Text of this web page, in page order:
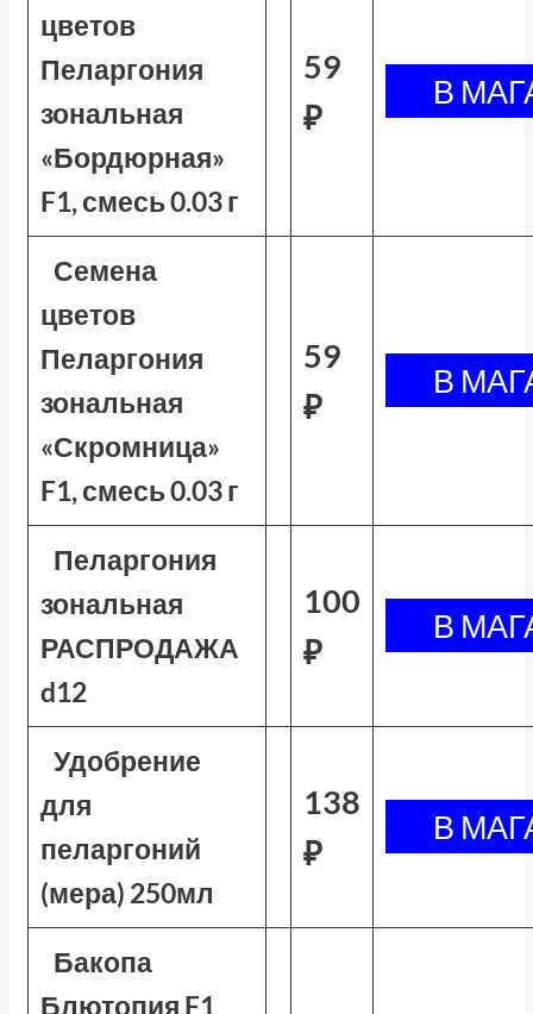
цветов
Пеларгония
зональная
«Бордюрная»
F1, смесь 0.03 г
59
₽
Семена
цветов
Пеларгония
зональная
«Скромница»
F1, смесь 0.03 г
59
₽
Пеларгония
зональная
РАСПРОДАЖА
d12
100
₽
Удобрение
для
пеларгоний
(мера) 250мл
138
₽
Бакопа
Блютопия F1